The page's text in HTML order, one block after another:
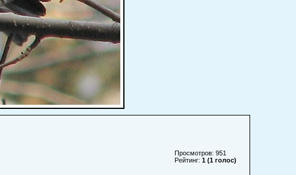
Просмотров: 951
Рейтинг: 1 (1 голос)